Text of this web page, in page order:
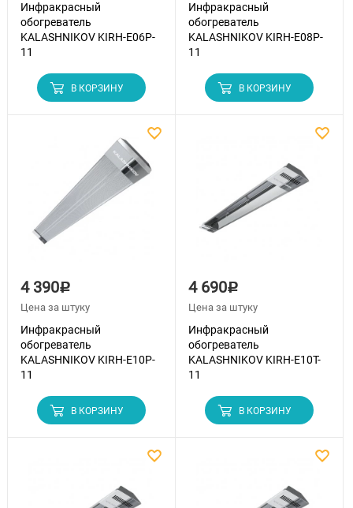
Инфракрасный
обогреватель
KALASHNIKOV KIRH-E06P-
11
В КОРЗИНУ
Инфракрасный
обогреватель
KALASHNIKOV KIRH-E08P-
11
В КОРЗИНУ
4 390Р
Цена за штуку
Инфракрасный
обогреватель
KALASHNIKOV KIRH-E10P-
11
В КОРЗИНУ
4 690Р
Цена за штуку
Инфракрасный
обогреватель
KALASHNIKOV KIRH-E10T-
11
В КОРЗИНУ